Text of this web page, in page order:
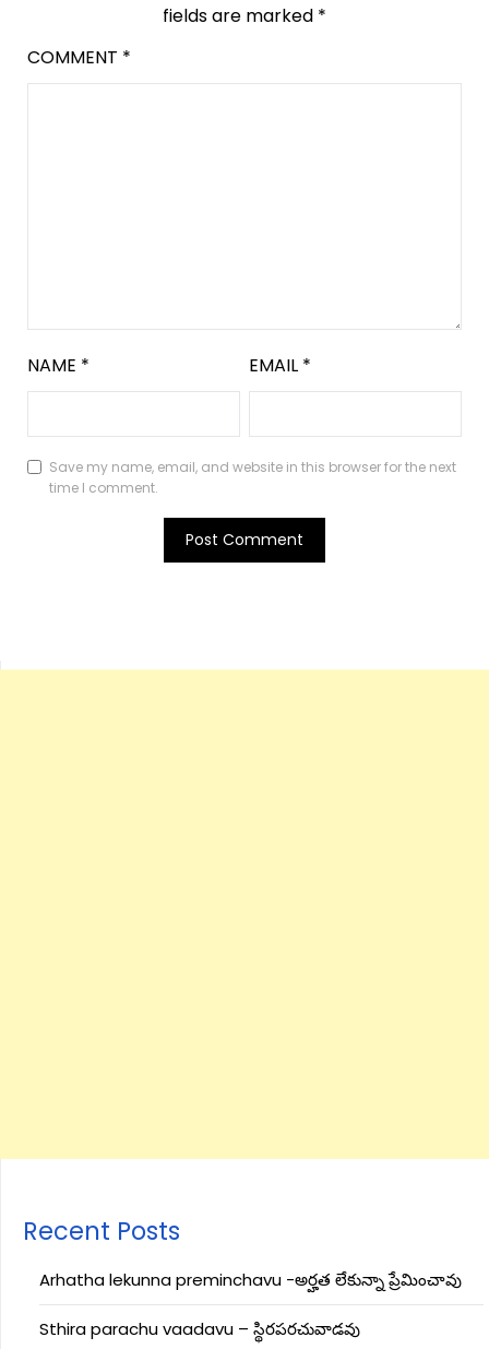
fields are marked *
COMMENT *
NAME * EMAIL *
Save my name, email, and website in this browser for the next
time I comment.
Recent Posts
Arhatha lekunna preminchavu -అర్హత లేకున్నా ప్రేమించావు
Sthira parachu vaadavu – స్థిరపరచువాడవు